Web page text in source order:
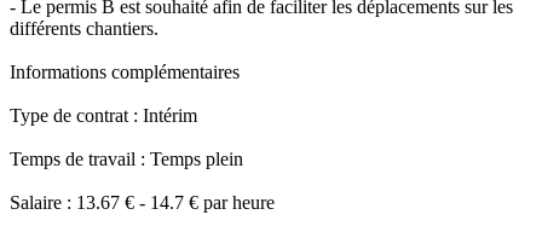
- Le permis B est souhaité afin de faciliter les déplacements sur les
différents chantiers.
Informations complémentaires
Type de contrat : Intérim
Temps de travail : Temps plein
Salaire : 13.67 € - 14.7 € par heure